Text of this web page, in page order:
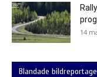
14
Blandade bildreportage